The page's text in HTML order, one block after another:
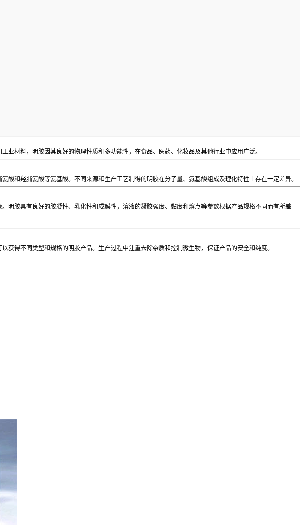
材料，明胶因其良好的物理性质和多功能性，在食品、医药、化妆品及其他行业中应用广泛。
和羟脯氨酸等氨基酸。不同来源和生产工艺制得的明胶在分子量、氨基酸组成及理化特性上存在一定差异。
明胶具有良好的胶凝性、乳化性和成膜性，溶液的凝胶强度、黏度和熔点等参数根据产品规格不同而有所差
得不同类型和规格的明胶产品。生产过程中注重去除杂质和控制微生物，保证产品的安全和纯度。